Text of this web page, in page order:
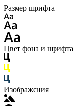
Размер шрифта
Цвет фона и шрифта
Изображения